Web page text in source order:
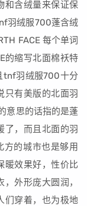
和含绒量来保证保
羽绒服700蓬含绒
FACE 每个单词
的缩写北面棉袄特
tnf羽绒服700十分
只有美版的北面羽
意思的话指的是蓬
了，而且北面的羽
的城市也是够用
暖效果好，性价比
外形庞大圆润，
们穿着，也为极地